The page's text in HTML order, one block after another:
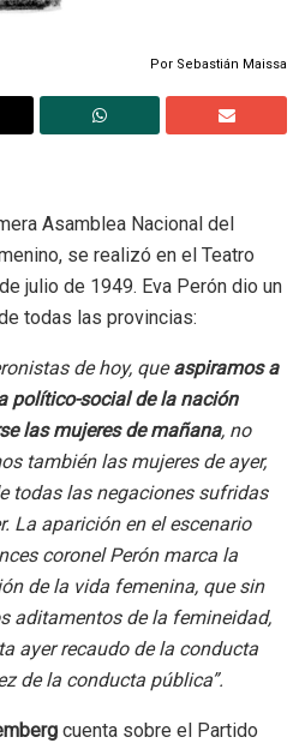
Por Sebastián Maissa
Asamblea Nacional del
se realizó en el Teatro
julio de 1949. Eva Perón dio un
todas las provincias:
de hoy, queaspiramos a
político-social de la nación
las mujeres de mañana, no
también las mujeres de ayer,
todas las negaciones sufridas
La aparición en el escenario
coronel Perón marca la
de la vida femenina, que sin
aditamentos de la femineidad,
ayer recaudo de la conducta
de la conducta pública”.
cuenta sobre el Partido